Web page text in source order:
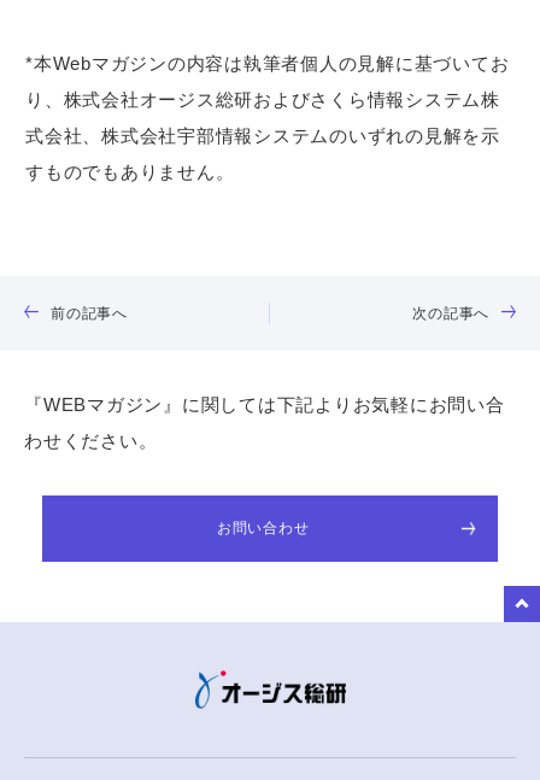
*本Webマガジンの内容は執筆者個人の見解に基づいてお
り、株式会社オージス総研およびさくら情報システム株
式会社、株式会社宇部情報システムのいずれの見解を示
すものでもありません。
前の記事へ 次の記事へ
『WEBマガジン』に関しては下記よりお気軽にお問い合
わせください。
お問い合わせ